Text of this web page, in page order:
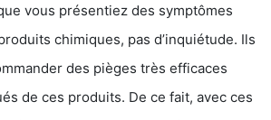
vous présentiez des symptômes
chimiques, pas d’inquiétude. Ils
des pièges très efficaces
de ces produits. De ce fait, avec ces